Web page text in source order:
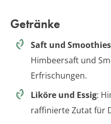
Getränke
Saft und Smoothies
Himbeersaft und
Erfrischungen.
Liköre und Essig:
raffinierte Zutat für